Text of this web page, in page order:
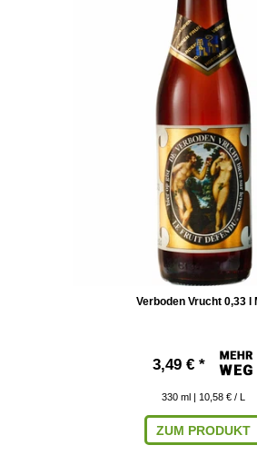
Verboden Vrucht 0,33 l
3,49 € *
330 ml | 10,58 € / L
ZUM PRODUKT